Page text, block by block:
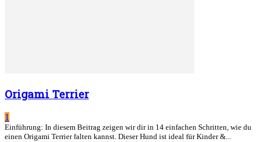
Origami Terrier
1
Einführung: In diesem Beitrag zeigen wir dir in 14 einfachen Schritten, wie du
einen Origami Terrier falten kannst. Dieser Hund ist ideal für Kinder &...